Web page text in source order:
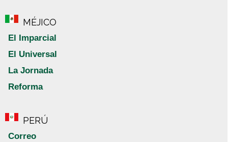
MÉJICO
El Imparcial
El Universal
La Jornada
Reforma
PERÚ
Correo